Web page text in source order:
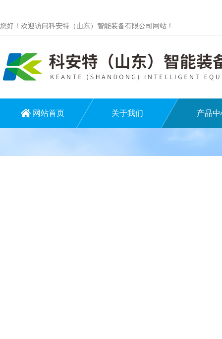
您好！欢迎访问科安特（山东）智能装备有限公司网站！
网站首页 关于我们 产品中